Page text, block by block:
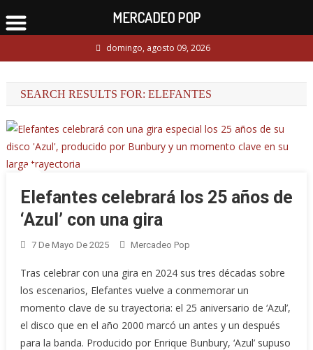
to
domingo, agosto 09, 2026
SEARCH RESULTS FOR: ELEFANTES
Elefantes celebrará los 25 años de
‘Azul’ con una gira
7 De Mayo De 2025 Mercadeo Pop
Tras celebrar con una gira en 2024 sus tres décadas sobre
los escenarios, Elefantes vuelve a conmemorar un
momento clave de su trayectoria: el 25 aniversario de ‘Azul’,
el disco que en el año 2000 marcó un antes y un después
para la banda. Producido por Enrique Bunbury, ‘Azul’ supuso
MERCADEO POP